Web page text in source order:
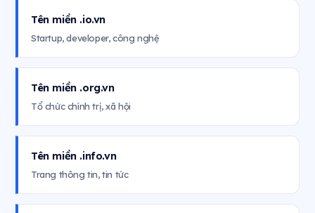
Tên miền .io.vn
Startup, developer, công nghệ
Tên miền .org.vn
Tổ chức chính trị, xã hội
Tên miền .info.vn
Trang thông tin, tin tức